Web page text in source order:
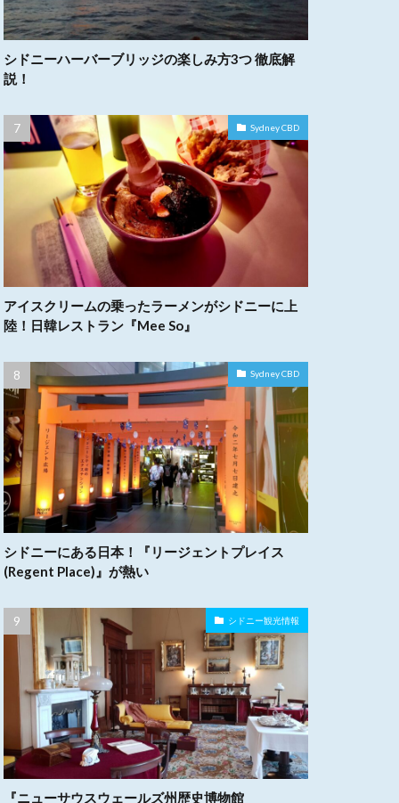
シドニーハーバーブリッジの楽しみ方3つ 徹底解
説！
Sydney CBD
アイスクリームの乗ったラーメンがシドニーに上
陸！日韓レストラン『Mee So』
Sydney CBD
シドニーにある日本！『リージェントプレイス
(Regent Place)』が熱い
シドニー観光情報
『ニューサウスウェールズ州歴史博物館